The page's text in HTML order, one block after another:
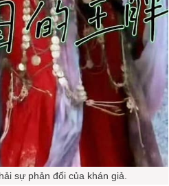
sự phản đối của khán giả.